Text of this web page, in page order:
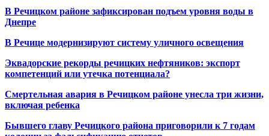
В Речицком районе зафиксирован подъем уровня воды в
Днепре
В Речице модернизируют систему уличного освещения
Эквадорские рекорды речицких нефтяников: экспорт
компетенций или утечка потенциала?
Смертельная авария в Речицком районе унесла три жизни,
включая ребенка
Бывшего главу Речицкого района приговорили к 7 годам